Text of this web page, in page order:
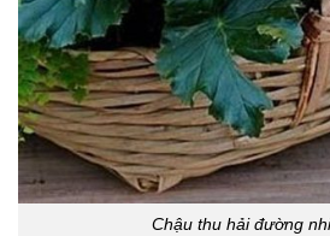
Chậu thu hải đường